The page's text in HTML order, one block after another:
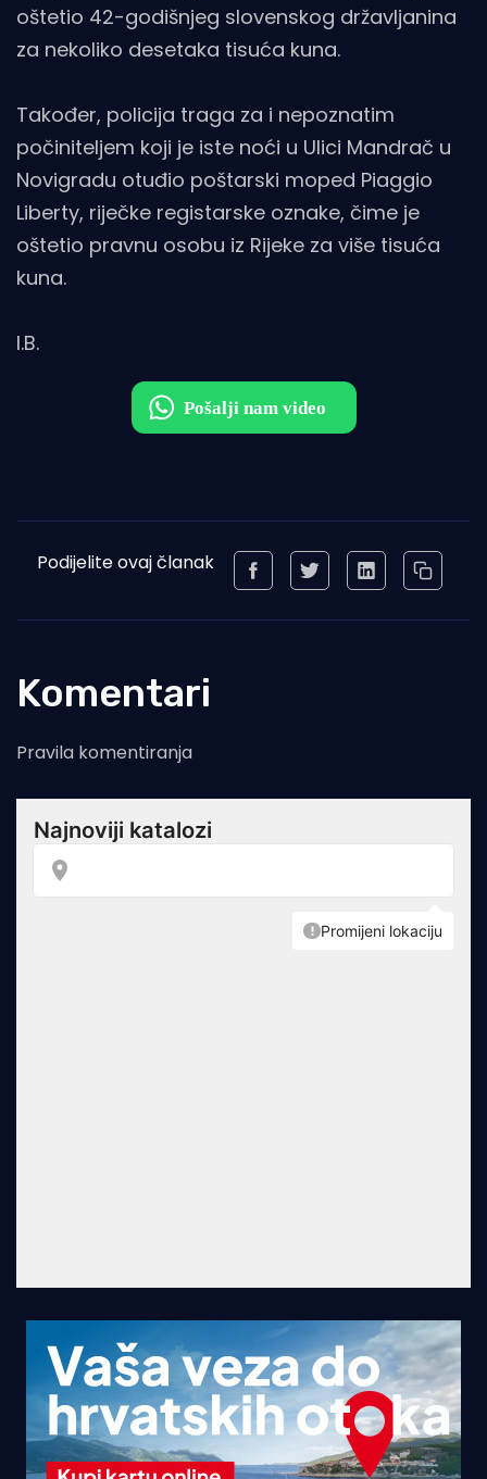
oštetio 42-godišnjeg slovenskog državljanina
za nekoliko desetaka tisuća kuna.
Također, policija traga za i nepoznatim
počiniteljem koji je iste noći u Ulici Mandrač u
Novigradu otuđio poštarski moped Piaggio
Liberty, riječke registarske oznake, čime je
oštetio pravnu osobu iz Rijeke za više tisuća
kuna.
I.B.
Podijelite ovaj članak
Komentari
Pravila komentiranja